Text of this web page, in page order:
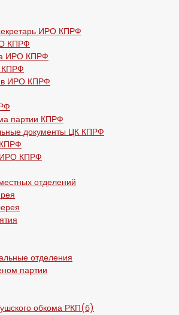
ИРО КПРФ
КПРФ
ИРО КПРФ
в ИРО КПРФ
партии КПРФ
документы ЦК КПРФ
ИРО КПРФ
отделений
отделения
партии
обкома РКП(б)